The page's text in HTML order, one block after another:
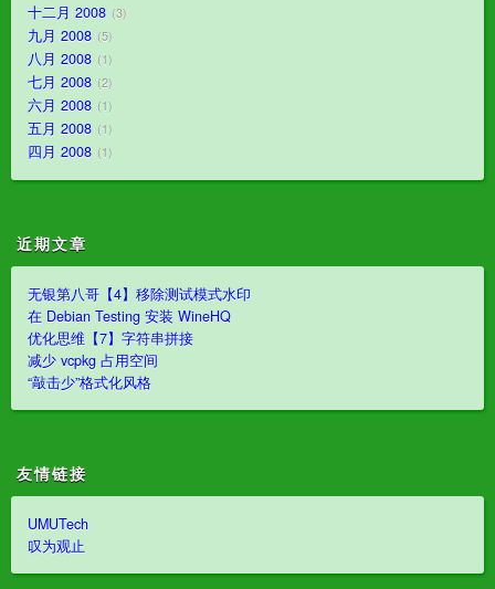
十二月 2008 3
九月 2008 5
八月 2008 1
七月 2008 2
六月 2008 1
五月 2008 1
四月 2008 1
近期文章
无银第八哥【4】移除测试模式水印
在 Debian Testing 安装 WineHQ
优化思维【7】字符串拼接
减少 vcpkg 占用空间
“敲击少”格式化风格
友情链接
UMUTech
叹为观止